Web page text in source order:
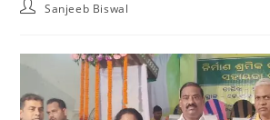
Sanjeeb Biswal